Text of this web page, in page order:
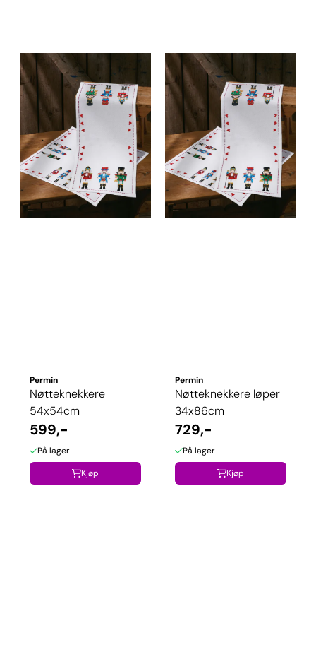
Permin
Nøtteknekkere
54x54cm
599,-
På lager
Kjøp
Permin
Nøtteknekkere løper
34x86cm
729,-
På lager
Kjøp